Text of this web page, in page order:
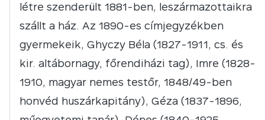
létre szenderült 1881-ben, leszármazottaikra
szállt a ház. Az 1890-es címjegyzékben
gyermekeik, Ghyczy Béla (1827-1911, cs. és
kir. altábornagy, főrendiházi tag), Imre (1828-
1910, magyar nemes testőr, 1848/49-ben
honvéd huszárkapitány), Géza (1837-1896,